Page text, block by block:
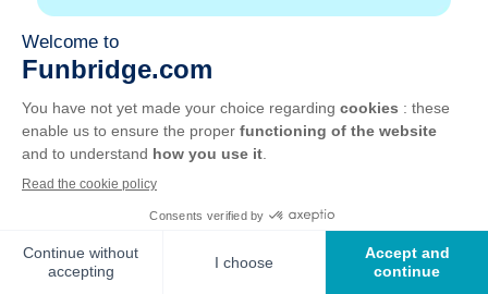
Gérer les cookies
Disponible partout
Jouez partout, tout le temps, sur smartphone,
tablette, Mac et PC.